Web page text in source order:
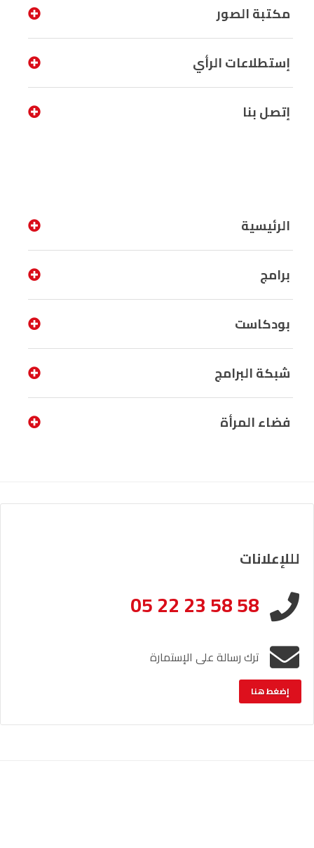
مكتبة الصور
إستطلاعات الرأي
إتصل بنا
الرئيسية
برامج
بودكاست
شبكة البرامج
فضاء المرأة
لللإعلانات
05 22 23 58 58
ترك رسالة على الإستمارة
إضغط هنا